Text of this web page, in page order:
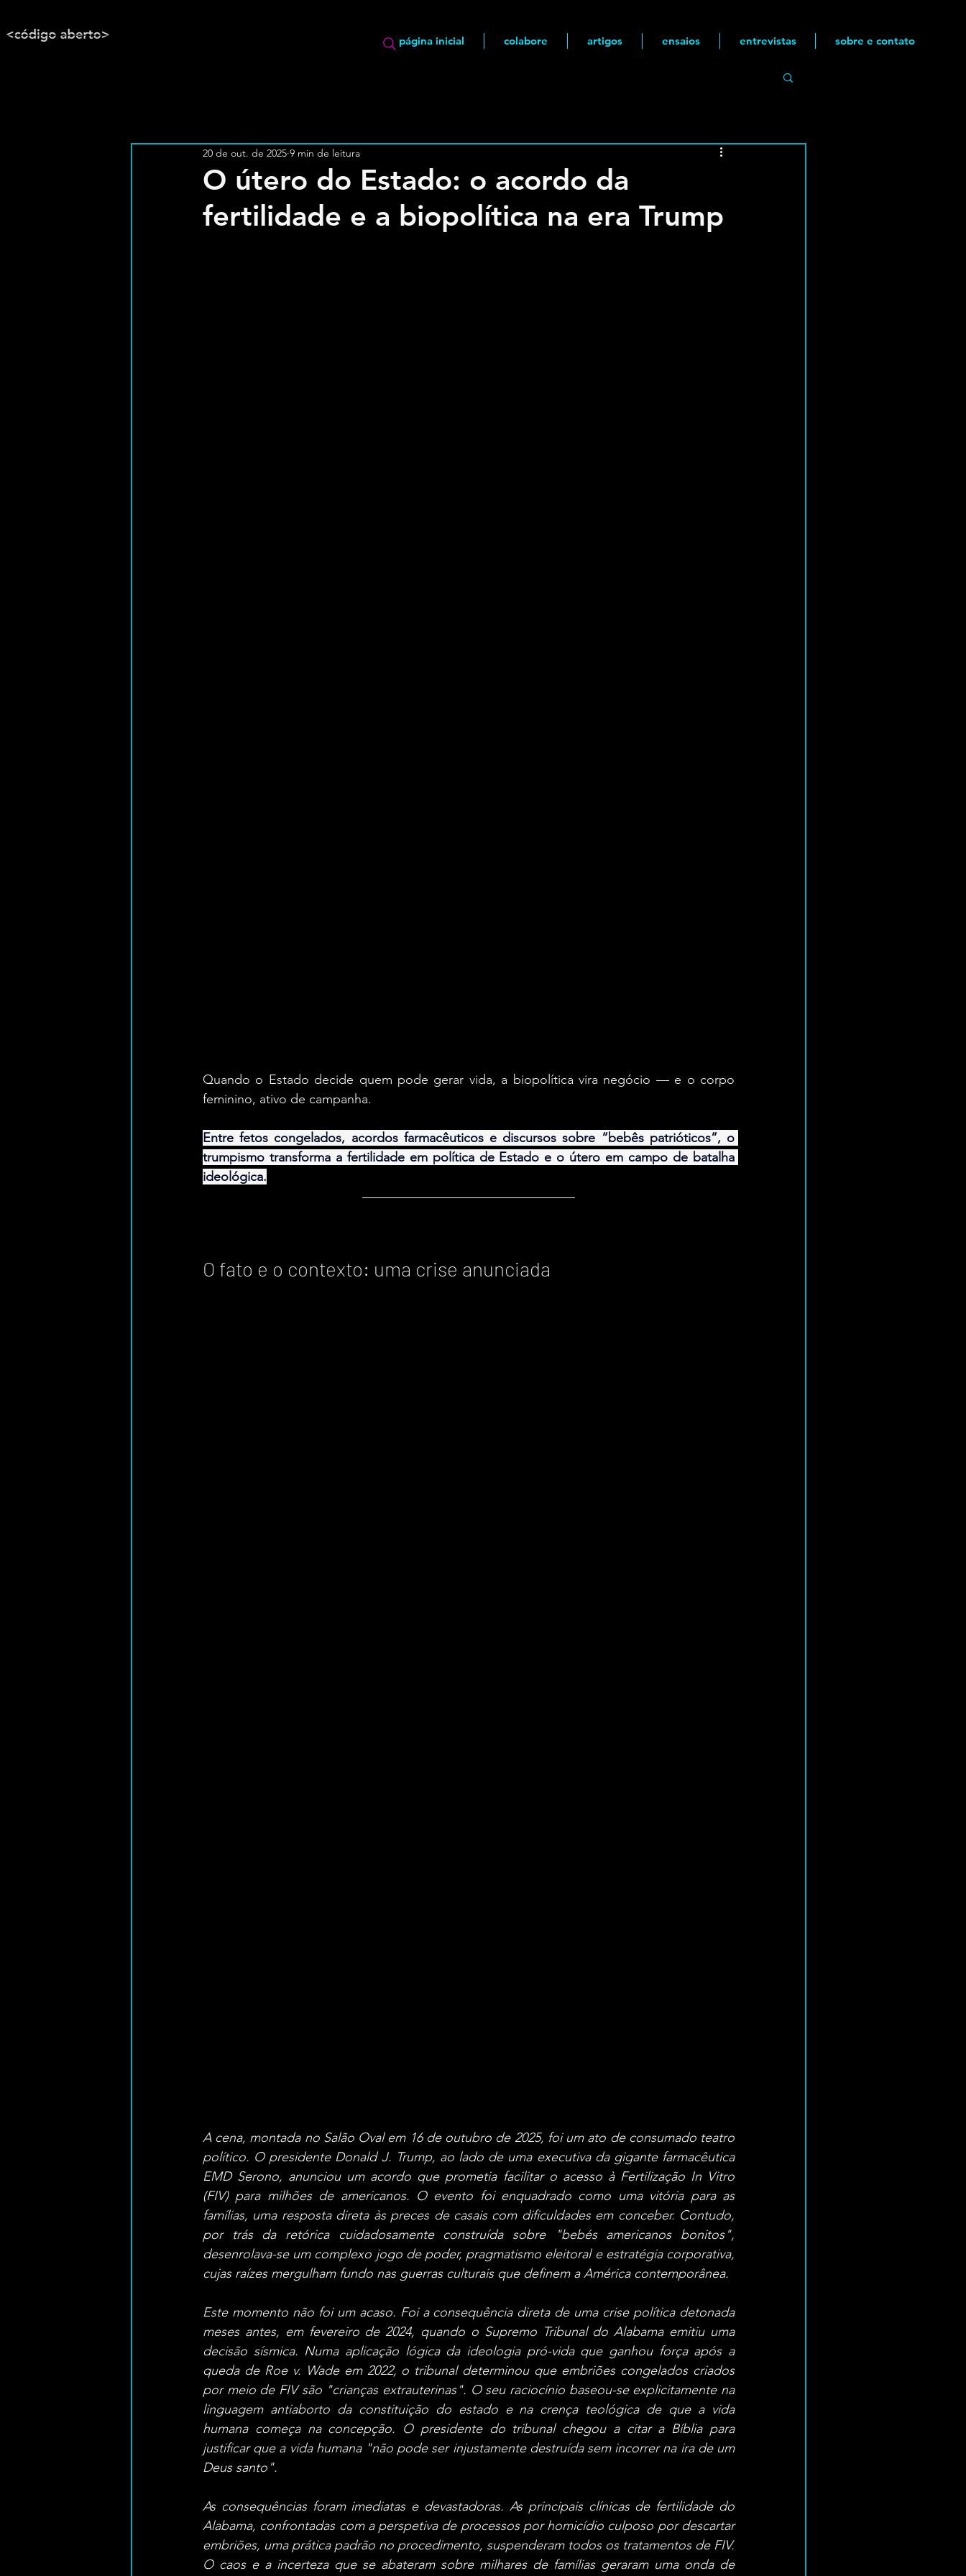
página inicial colabore artigos ensaios entrevistas sobre e contato
O útero do Estado: o acordo da
fertilidade e a biopolítica na era Trump
20 de out. de 2025 9 min de leitura
Quando o Estado decide quem pode gerar vida, a biopolítica vira negócio — e o corpo
feminino, ativo de campanha.
Entre fetos congelados, acordos farmacêuticos e discursos sobre “bebês patrióticos”, o
trumpismo transforma a fertilidade em política de Estado e o útero em campo de batalha
ideológica.
O fato e o contexto: uma crise anunciada
A cena, montada no Salão Oval em 16 de outubro de 2025, foi um ato de consumado teatro
político. O presidente Donald J. Trump, ao lado de uma executiva da gigante farmacêutica
EMD Serono, anunciou um acordo que prometia facilitar o acesso à Fertilização In Vitro
(FIV) para milhões de americanos. O evento foi enquadrado como uma vitória para as
famílias, uma resposta direta às preces de casais com dificuldades em conceber. Contudo,
por trás da retórica cuidadosamente construída sobre "bebés americanos bonitos",
desenrolava-se um complexo jogo de poder, pragmatismo eleitoral e estratégia corporativa,
cujas raízes mergulham fundo nas guerras culturais que definem a América contemporânea.
Este momento não foi um acaso. Foi a consequência direta de uma crise política detonada
meses antes, em fevereiro de 2024, quando o Supremo Tribunal do Alabama emitiu uma
decisão sísmica. Numa aplicação lógica da ideologia pró-vida que ganhou força após a
queda de Roe v. Wade em 2022, o tribunal determinou que embriões congelados criados
por meio de FIV são "crianças extrauterinas". O seu raciocínio baseou-se explicitamente na
linguagem antiaborto da constituição do estado e na crença teológica de que a vida
humana começa na concepção. O presidente do tribunal chegou a citar a Bíblia para
justificar que a vida humana "não pode ser injustamente destruída sem incorrer na ira de um
Deus santo".
As consequências foram imediatas e devastadoras. As principais clínicas de fertilidade do
Alabama, confrontadas com a perspetiva de processos por homicídio culposo por descartar
embriões, uma prática padrão no procedimento, suspenderam todos os tratamentos de FIV.
O caos e a incerteza que se abateram sobre milhares de famílias geraram uma onda de